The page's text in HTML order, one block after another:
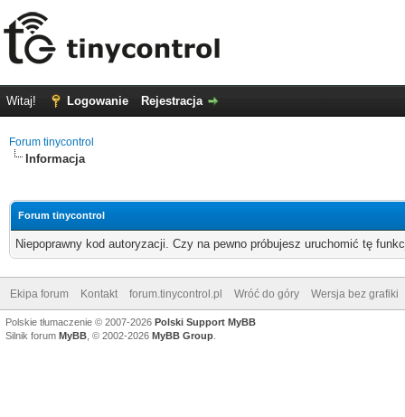
Witaj! Logowanie Rejestracja
Forum tinycontrol
Informacja
Forum tinycontrol
Niepoprawny kod autoryzacji. Czy na pewno próbujesz uruchomić tę
Ekipa forum Kontakt forum.tinycontrol.pl Wróć do góry Wersja bez grafiki
Polskie tłumaczenie © 2007-2026 Polski Support MyBB
Silnik forum MyBB , © 2002-2026 MyBB Group